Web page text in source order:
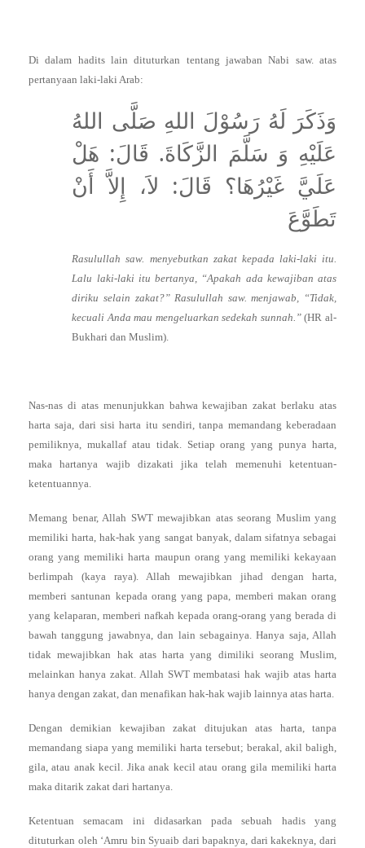
Di dalam hadits lain dituturkan tentang jawaban Nabi saw. atas
pertanyaan laki-laki Arab:
وَذَكَرَ لَهُ رَسُوْلَ اللهِ صَلَّى اللهُ
عَلَيْهِ وَ سَلَّمَ الزَّكَاةَ. قَالَ: هَلْ
عَلَيَّ غَيْرُهَا؟ قَالَ: لاَ، إِلاَّ أَنْ
تَطَوَّعَ
Rasulullah saw. menyebutkan zakat kepada laki-laki itu.
Lalu laki-laki itu bertanya, “Apakah ada kewajiban atas
diriku selain zakat?” Rasulullah saw. menjawab, “Tidak,
kecuali Anda mau mengeluarkan sedekah sunnah.”(HR al-
Bukhari dan Muslim).
Nas-nas di atas menunjukkan bahwa kewajiban zakat berlaku atas
harta saja, dari sisi harta itu sendiri, tanpa memandang keberadaan
pemiliknya, mukallaf atau tidak. Setiap orang yang punya harta,
maka hartanya wajib dizakati jika telah memenuhi ketentuan-
ketentuannya.
Memang benar, Allah SWT mewajibkan atas seorang Muslim yang
memiliki harta, hak-hak yang sangat banyak, dalam sifatnya sebagai
orang yang memiliki harta maupun orang yang memiliki kekayaan
berlimpah (kaya raya). Allah mewajibkan jihad dengan harta,
memberi santunan kepada orang yang papa, memberi makan orang
yang kelaparan, memberi nafkah kepada orang-orang yang berada di
bawah tanggung jawabnya, dan lain sebagainya. Hanya saja, Allah
tidak mewajibkan hak atas harta yang dimiliki seorang Muslim,
melainkan hanya zakat. Allah SWT membatasi hak wajib atas harta
hanya dengan zakat, dan menafikan hak-hak wajib lainnya atas harta.
Dengan demikian kewajiban zakat ditujukan atas harta, tanpa
memandang siapa yang memiliki harta tersebut; berakal, akil baligh,
gila, atau anak kecil. Jika anak kecil atau orang gila memiliki harta
maka ditarik zakat dari hartanya.
Ketentuan semacam ini didasarkan pada sebuah hadis yang
dituturkan oleh ‘Amru bin Syuaib dari bapaknya, dari kakeknya, dari